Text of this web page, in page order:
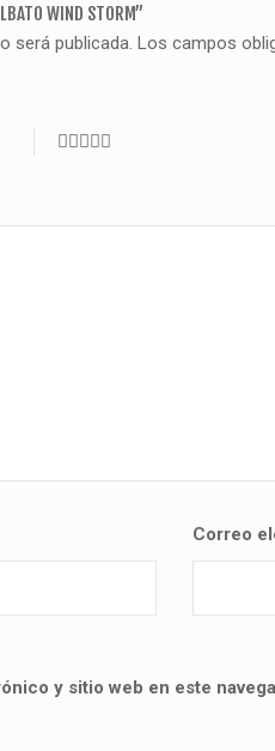
WIND STORM”
será publicada. Los campos
Correo
y sitio web en este